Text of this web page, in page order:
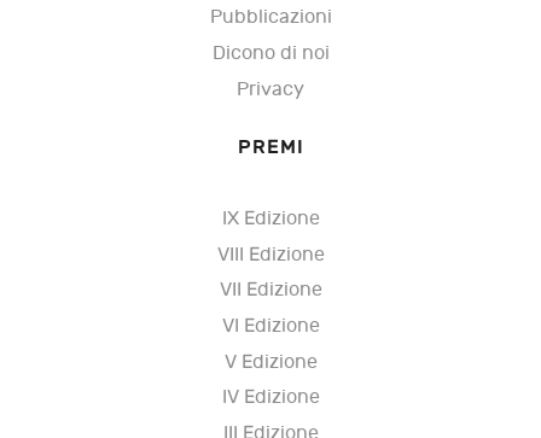
Pubblicazioni
Dicono di noi
Privacy
PREMI
IX Edizione
VIII Edizione
VII Edizione
VI Edizione
V Edizione
IV Edizione